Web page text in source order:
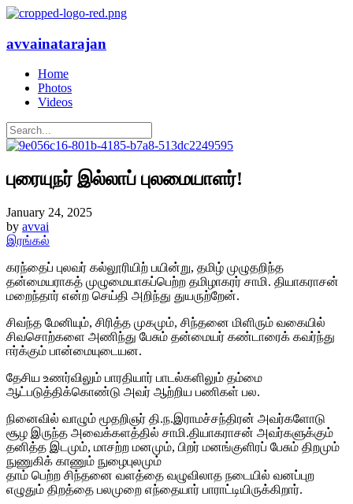
avvainatarajan
Home
Photos
Videos
புரையுநர் இல்லாப் புலமையாளர்!
January 24, 2025
by avvai
இரங்கல்
கரந்தைப் புலவர் கல்லூரியிற் பயின்று, தமிழ் முழுதறிந்த
தன்மையராகத் முழுமையாகப்பெற்ற தமிழாகரர் சாமி. தியாகராசன்
மறைந்தார் என்ற செய்தி அறிந்து துயருற்றேன்.
சிவந்த மேனியும், சிரித்த முகமும், சிந்தனை மிளிரும் வகையில்
சிவசொற்களை அணிந்து பேசும் தன்மையர் கண்டாரைக் கவர்ந்து
ஈர்க்கும் பான்மையுடையன.
தேசிய உணர்விலும் பாரதியார் பாடல்களிலும் தம்மை
ஆட்படுத்திக்கொண்டு அவர் ஆற்றிய பணிகள் பல.
நினைவில் வாழும் மூதறிஞர் தி.ந.இராமச்சந்திரன் அவர்களோடு
சூழ இருந்த அவைக்களத்தில் சாமி.தியாகராசன் அவர்களுக்கும்
தனித்த இடமும், மாசற்ற மனமும், பிறர் மனங்குளிரப் பேசும் திறமும்
நுணுகிக் காணும் நுழைபுலமும்
தாம் பெற்ற சிந்தனை வளத்தை வழுவிலாத நடையில் வனப்புற
எழுதும் திறத்தை பலமுறை எந்தையார் பாராட்டியிருக்கிறார்.